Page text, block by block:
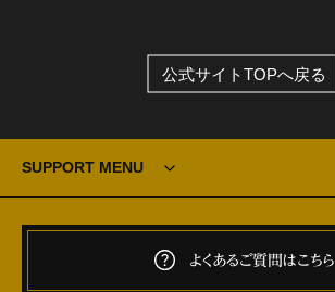
公式サイトTOPへ戻る
SUPPORT MENU
よくあるご質問はこちら